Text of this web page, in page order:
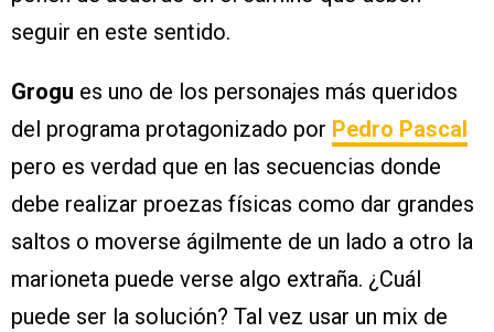
seguir en este sentido.
Grogu es uno de los personajes más queridos
del programa protagonizado por Pedro Pascal
pero es verdad que en las secuencias donde
debe realizar proezas físicas como dar grandes
saltos o moverse ágilmente de un lado a otro la
marioneta puede verse algo extraña. ¿Cuál
puede ser la solución? Tal vez usar un mix de